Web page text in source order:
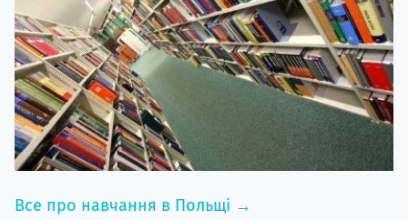
Все про навчання в Польщі →